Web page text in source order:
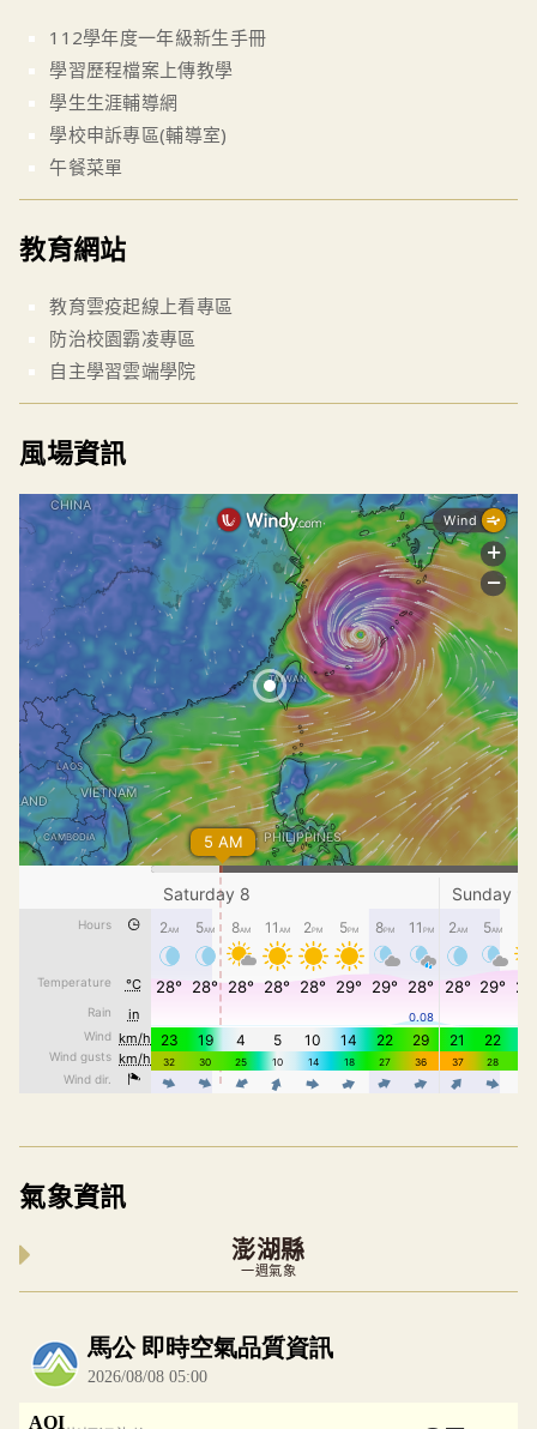
112學年度一年級新生手冊
學習歷程檔案上傳教學
學生生涯輔導網
學校申訴專區(輔導室)
午餐菜單
教育網站
教育雲疫起線上看專區
防治校園霸凌專區
自主學習雲端學院
風場資訊
氣象資訊
澎湖縣
一週氣象
內嵌空氣品質小工具為視覺預覽，完整即時空